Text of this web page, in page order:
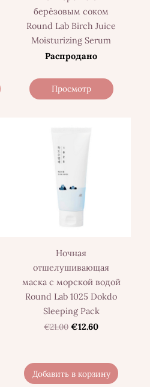
берёзовым соком
Round Lab Birch Juice
Moisturizing Serum
Распродано
Просмотр
Ночная
отшелушивающая
маска с морской водой
Round Lab 1025 Dokdo
Sleeping Pack
€21.00 €12.60
Добавить в корзину